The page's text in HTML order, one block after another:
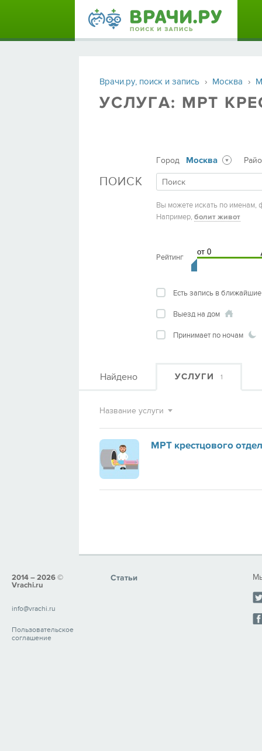
Врачи.ру, поиск и запись › Москва ›
УСЛУГА: МРТ
Город Москва
ПОИСК
Вы можете искать по именам,
Например, болит живот
Рейтинг
Есть запись в
Выезд на дом
Принимает по ночам
Найдено УСЛУГИ 1
Название услуги
МРТ крестцового
2014 – 2026 ©
Vrachi.ru
info@vrachi.ru
Пользовательское
соглашение
Статьи